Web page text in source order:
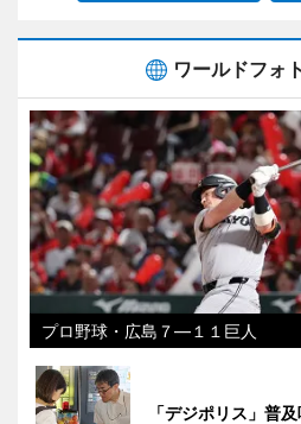
ワールドフォ
プロ野球・広島７―１１巨人
「デジポリス」普